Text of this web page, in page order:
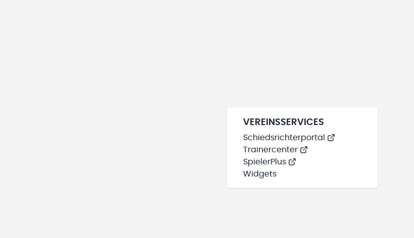
VEREINSSERVICES
Schiedsrichterportal
Trainercenter
SpielerPlus
Widgets